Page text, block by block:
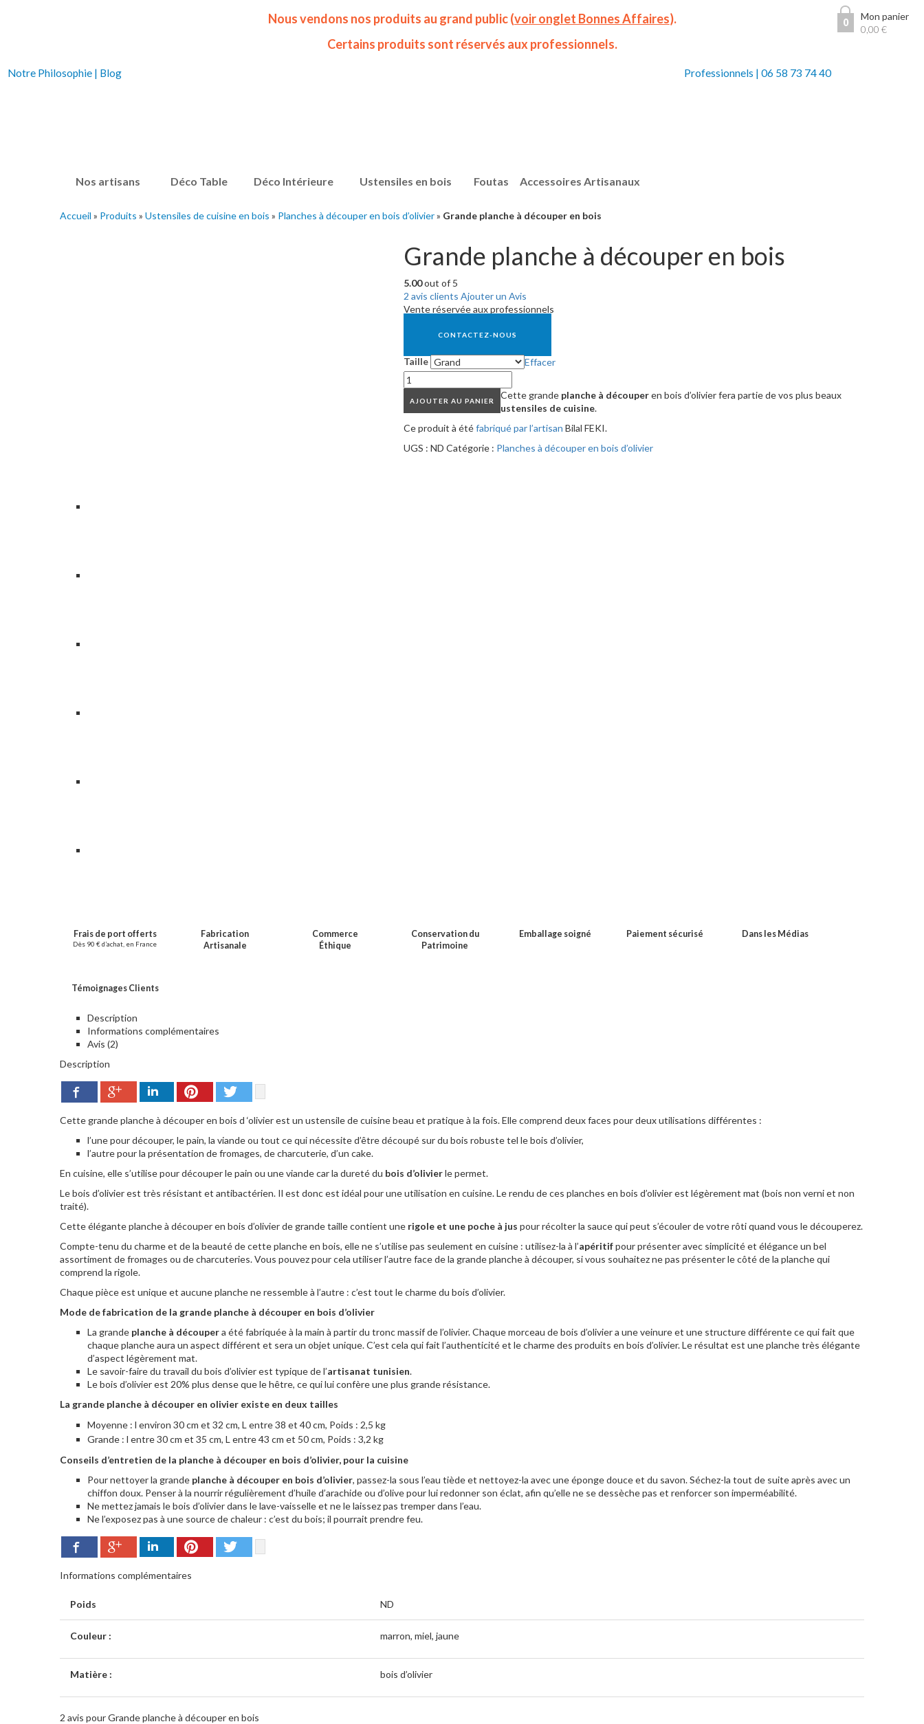
Nos artisans Déco Table Déco Intérieure Ustensiles en bois Foutas Accessoires Artisanaux
0
Mon panier
0,00€
Nous vendons nos produits au grand public (voir onglet Bonnes Affaires).
Certains produits sont réservés aux professionnels.
Notre Philosophie | Blog Professionnels | 06 58 73 74 40
Accueil » Produits » Ustensiles de cuisine en bois » Planches à découper en bois d’olivier» Grande planche à découper en bois
Grande planche à découper en bois
5.00out of 5
2 avis clients Ajouter un Avis
Vente réservée aux professionnels
CONTACTEZ-NOUS
Taille Effacer
AJOUTER AU PANIER Cette grande planche à découperen bois d’olivier fera partie de vos plus beaux
ustensiles de cuisine.
Ce produit à étéfabriqué par l’artisan Bilal FEKI.
UGS : ND Catégorie : Planches à découper en bois d’olivier
Frais de port offerts
Dès 90 € d’achat, en France
Fabrication
Artisanale
Commerce
Éthique
Conservation du
Patrimoine
Emballage soigné Paiement sécurisé Dans les Médias
Témoignages Clients
Description
Informations complémentaires
Avis (2)
Description
Facebook Google+ LinkedIn Pinterest
Cette grande planche à découper en bois d ‘olivier est un ustensile de cuisine beau et pratique à la fois. Elle comprend deux faces pour deux utilisations différentes :
l’une pour découper, le pain, la viande ou tout ce qui nécessite d’être découpé sur du bois robuste tel le bois d’olivier,
l’autre pour la présentation de fromages, de charcuterie, d’un cake.
En cuisine, elle s’utilise pour découper le pain ou une viande car la dureté du bois d’olivierle permet.
Le bois d’olivier est très résistant et antibactérien. Il est donc est idéal pour une utilisation en cuisine. Le rendu de ces planches en bois d’olivier est légèrement mat (bois non verni et non
traité).
Cette élégante planche à découper en bois d’olivier de grande taille contient une rigole et une poche à jus pour récolter la sauce qui peut s’écouler de votre rôti quand vous le découperez.
Compte-tenu du charme et de la beauté de cette planche en bois, elle ne s’utilise pas seulement en cuisine : utilisez-la à l’apéritifpour présenter avec simplicité et élégance un bel
assortiment de fromages ou de charcuteries. Vous pouvez pour cela utiliser l’autre face de la grande planche à découper, si vous souhaitez ne pas présenter le côté de la planche qui
comprend la rigole.
Chaque pièce est unique et aucune planche ne ressemble à l’autre : c’est tout le charme du bois d’olivier.
Mode de fabrication de la grande planche à découper en bois d’olivier
La grande planche à découpera été fabriquée à la main à partir du tronc massif de l’olivier. Chaque morceau de bois d’olivier a une veinure et une structure différente ce qui fait que
chaque planche aura un aspect différent et sera un objet unique. C’est cela qui fait l’authenticité et le charme des produits en bois d’olivier. Le résultat est une planche très élégante
d’aspect légèrement mat.
Le savoir-faire du travail du bois d’olivier est typique de l’artisanat tunisien.
Le bois d’olivier est 20% plus dense que le hêtre, ce qui lui confère une plus grande résistance.
La grande planche à découper en olivier existe en deux tailles
Moyenne : l environ 30 cm et 32 cm, L entre 38 et 40 cm, Poids : 2,5 kg
Grande : l entre 30 cm et 35 cm, L entre 43 cm et 50 cm, Poids : 3,2 kg
Conseils d’entretien de la planche à découper en bois d’olivier, pour la cuisine
Pour nettoyer la grande planche à découper en bois d’olivier, passez-la sous l’eau tiède et nettoyez-la avec une éponge douce et du savon. Séchez-la tout de suite après avec un
chiffon doux. Penser à la nourrir régulièrement d’huile d’arachide ou d’olive pour lui redonner son éclat, afin qu’elle ne se dessèche pas et renforcer son imperméabilité.
Ne mettez jamais le bois d’olivier dans le lave-vaisselle et ne le laissez pas tremper dans l’eau.
Ne l’exposez pas à une source de chaleur : c’est du bois; il pourrait prendre feu.
Facebook Google+ LinkedIn Pinterest
Informations complémentaires
Poids ND
Couleur : marron, miel, jaune
Matière : bois d’olivier
2 avis pourGrande planche à découper en bois